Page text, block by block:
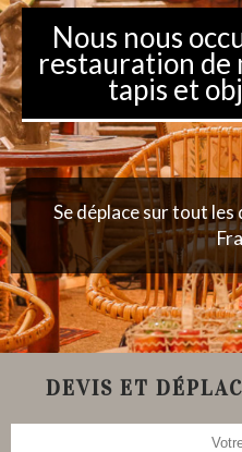
Nous nous
restauration de
tapis et
Se déplace sur tout
DEVIS ET